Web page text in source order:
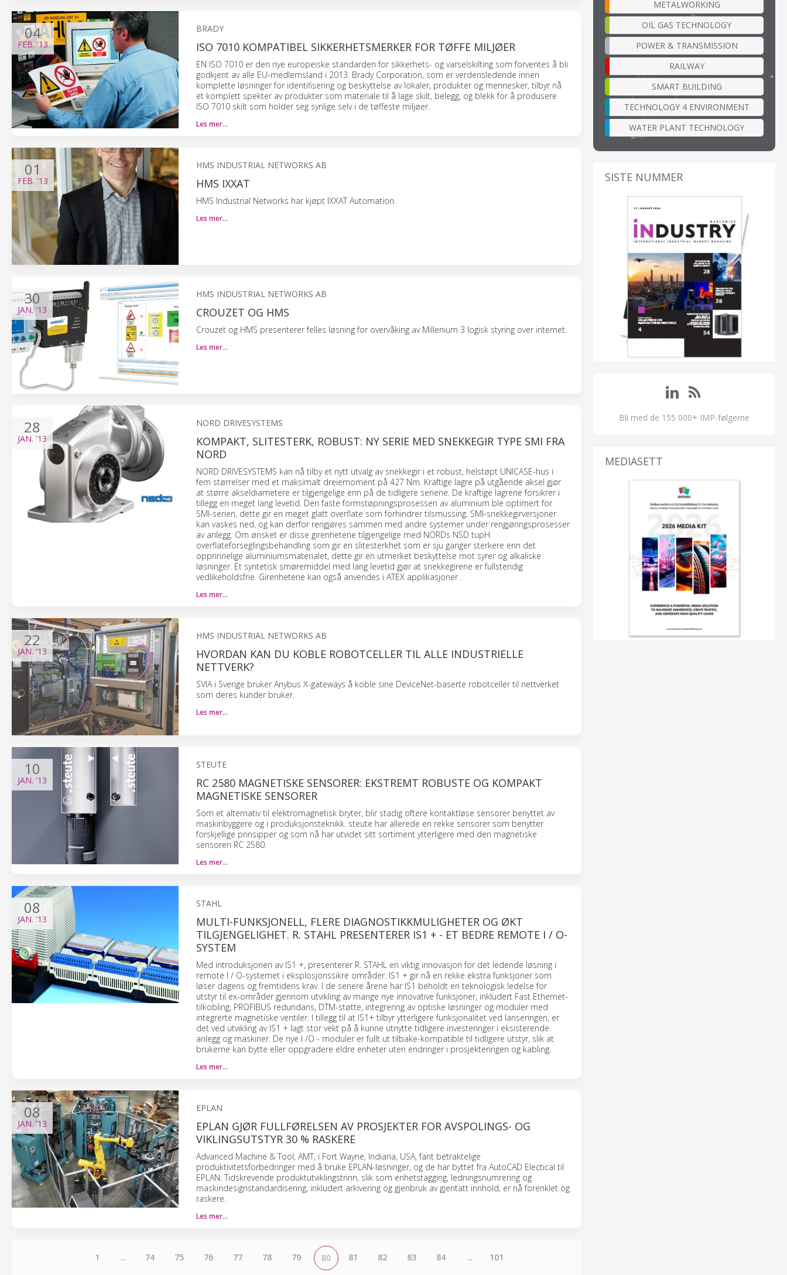
04
FEB.'13
BRADY
ISO 7010 KOMPATIBEL SIKKERHETSMERKER FOR TØFFE MILJØER
EN ISO 7010 er den nye europeiske standarden for sikkerhets- og varselskilting som forventes å bli
godkjent av alle EU-medlemsland i 2013. Brady Corporation, som er verdensledende innen
komplette løsninger for identifisering og beskyttelse av lokaler, produkter og mennesker, tilbyr nå
et komplett spekter av produkter som materiale til å lage skilt, belegg, og blekk for å produsere
ISO 7010 skilt som holder seg synlige selv i de tøffeste miljøer.
Les mer…
01
FEB. '13
HMS INDUSTRIAL NETWORKS AB
HMS IXXAT
HMS Industrial Networks har kjøpt IXXAT Automation.
Les mer…
30
JAN.'13
HMS INDUSTRIAL NETWORKS AB
CROUZET OG HMS
Crouzet og HMS presenterer felles løsning for overvåking av Millenium 3 logisk styring over internet.
Les mer…
28
JAN. '13
NORD DRIVESYSTEMS
KOMPAKT, SLITESTERK, ROBUST: NY SERIE MED SNEKKEGIR TYPE SMI FRA
NORD
NORD DRIVESYSTEMS kan nå tilby et nytt utvalg av snekkegir i et robust, helstøpt UNICASE-hus i
fem størrelser med et maksimalt dreiemoment på 427 Nm. Kraftige lagre på utgående aksel gjør
at større akseldiametere er tilgjengelige enn på de tidligere seriene. De kraftige lagrene forsikrer i
tillegg en meget lang levetid. Den faste formstøpningsprosessen av aluminium ble optimert for
SMI-serien, dette gir en meget glatt overflate som forhindrer tilsmussing. SMI-snekkegirversjoner
kan vaskes ned, og kan derfor rengjøres sammen med andre systemer under rengjøringsprosesser
av anlegg. Om ønsket er disse girenhetene tilgjengelige med NORDs NSD tupH
overflateforseglingsbehandling som gir en slitesterkhet som er sju ganger sterkere enn det
opprinnelige aluminiumsmaterialet, dette gir en utmerket beskyttelse mot syrer og alkaliske
løsninger. Et syntetisk smøremiddel med lang levetid gjør at snekkegirene er fullstendig
vedlikeholdsfrie. Girenhetene kan også anvendes i ATEX applikasjoner .
Les mer…
22
JAN. '13
HMS INDUSTRIAL NETWORKS AB
HVORDAN KAN DU KOBLE ROBOTCELLER TIL ALLE INDUSTRIELLE
NETTVERK?
SVIA i Sverige bruker Anybus X-gateways å koble sine DeviceNet-baserte robotceller til nettverket
som deres kunder bruker.
Les mer…
10
JAN. '13
STEUTE
RC 2580 MAGNETISKE SENSORER: EKSTREMT ROBUSTE OG KOMPAKT
MAGNETISKE SENSORER
Som et alternativ til elektromagnetisk bryter, blir stadig oftere kontaktløse sensorer benyttet av
maskinbyggere og i produksjonsteknikk. steute har allerede en rekke sensorer som benytter
forskjellige prinsipper og som nå har utvidet sitt sortiment ytterligere med den magnetiske
sensoren RC 2580.
Les mer…
08
JAN. '13
STAHL
MULTI-FUNKSJONELL, FLERE DIAGNOSTIKKMULIGHETER OG ØKT
TILGJENGELIGHET. R. STAHL PRESENTERER IS1 + - ET BEDRE REMOTE I / O-
SYSTEM
Med introduksjonen av IS1 +, presenterer R. STAHL en viktig innovasjon for det ledende løsning i
remote I / O-systemet i eksplosjonssikre områder. IS1 + gir nå en rekke ekstra funksjoner som
løser dagens og fremtidens krav. I de senere årene har IS1 beholdt en teknologisk ledelse for
utstyr til ex-områder gjennom utvikling av mange nye innovative funksjoner, inkludert Fast Ethernet-
tilkobling, PROFIBUS redundans, DTM-støtte, integrering av optiske løsninger og moduler med
integrerte magnetiske ventiler. I tillegg til at IS1+ tilbyr ytterligere funksjonalitet ved lanseringen, er
det ved utvikling av IS1 + lagt stor vekt på å kunne utnytte tidligere investeringer i eksisterende
anlegg og maskiner. De nye I /O - moduler er fullt ut tilbake-kompatible til tidligere utstyr, slik at
brukerne kan bytte eller oppgradere eldre enheter uten endringer i prosjekteringen og kabling.
Les mer…
08
JAN. '13
EPLAN
EPLAN GJØR FULLFØRELSEN AV PROSJEKTER FOR AVSPOLINGS- OG
VIKLINGSUTSTYR 30 % RASKERE
Advanced Machine & Tool, AMT, i Fort Wayne, Indiana, USA, fant betraktelige
produktivitetsforbedringer med å bruke EPLAN-løsninger, og de har byttet fra AutoCAD Electical til
EPLAN. Tidskrevende produktutviklingstrinn, slik som enhetstagging, ledningsnumrering og
maskindesignstandardisering, inkludert arkivering og gjenbruk av gjentatt innhold, er nå forenklet og
raskere.
Les mer…
1 ... 74 75 76 77 78 79 80 81 82 83 84 ... 101
METALWORKING
OIL GAS TECHNOLOGY
POWER & TRANSMISSION
RAILWAY
SMART BUILDING
TECHNOLOGY 4 ENVIRONMENT
WATER PLANT TECHNOLOGY
SISTE NUMMER
Bli med de 155 000+ IMP-følgerne
MEDIASETT